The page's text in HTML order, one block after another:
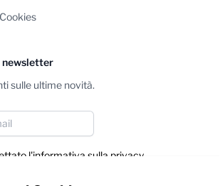
newsletter
sulle ultime novità.
l'informativa sulla privacy